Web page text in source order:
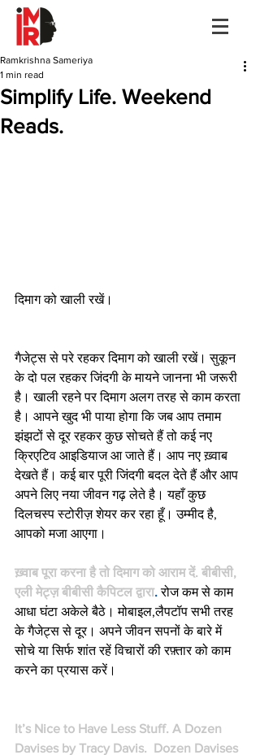
Simplify Life. Weekend
Reads.
Ramkrishna Sameriya
1 min read
दिमाग को खाली रखें।
गैजेट्स से परे रहकर दिमाग को खाली रखें। सुकून
के दो पल रहकर जिंदगी के मायने जानना भी जरूरी
है। खाली रहने पर दिमाग अलग तरह से काम करता
है। आपने खुद भी पाया होगा कि जब आप तमाम
झंझटों से दूर रहकर कुछ सोचते हैं तो कई नए
क्रिएटिव आइडियाज आ जाते हैं। आप नए ख़्वाब
देखते हैं। कई बार पूरी जिंदगी बदल देते हैं और आप
अपने लिए नया जीवन गढ़ लेते है। यहाँ कुछ
दिलचस्प स्टोरीज़ शेयर कर रहा हूँ। उम्मीद है,
आपको मजा आएगा।
ख़्वाब पूरा करना है तो दिमाग को आराम दें. बीबीसी,
एली मेट्ज़ बीबीसी कैपिटल द्वारा. रोज कम से काम
आधा घंटा अकेले बैठे। मोबाइल,लैपटॉप सभी तरह
के गैजेट्स से दूर। अपने जीवन सपनों के बारे में
सोचे या सिर्फ शांत रहें विचारों की रफ़्तार को काम
करने का प्रयास करें।
It’s Nice to Have Less Stuff. A Dozen
Davises by Tracy Davis. Dozen Davises